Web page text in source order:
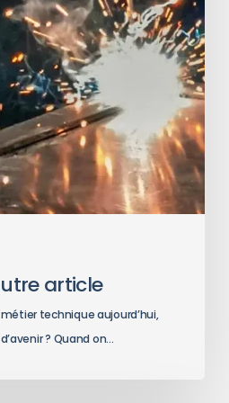
article
technique aujourd’hui,
? Quand on…